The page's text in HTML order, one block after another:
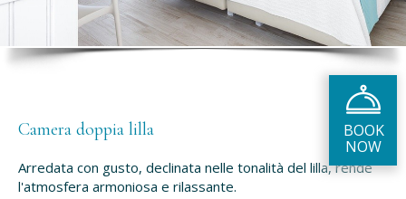
Camera doppia lilla
Arredata con gusto, declinata nelle tonalità del lilla, rende
l'atmosfera armoniosa e rilassante.